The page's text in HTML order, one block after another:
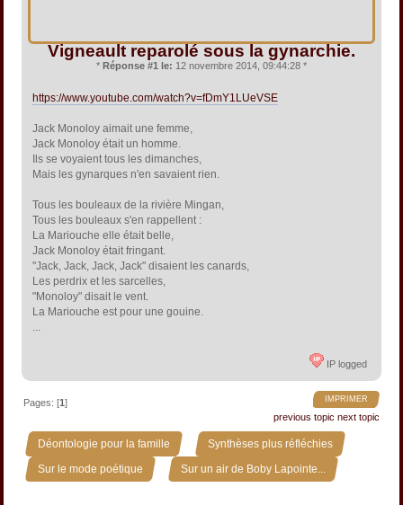
Vigneault reparolé sous la gynarchie.
* Réponse #1 le: 12 novembre 2014, 09:44:28 *
https://www.youtube.com/watch?v=fDmY1LUeVSE
Jack Monoloy aimait une femme,
Jack Monoloy était un homme.
Ils se voyaient tous les dimanches,
Mais les gynarques n'en savaient rien.
Tous les bouleaux de la rivière Mingan,
Tous les bouleaux s'en rappellent :
La Mariouche elle était belle,
Jack Monoloy était fringant.
"Jack, Jack, Jack, Jack" disaient les canards,
Les perdrix et les sarcelles,
"Monoloy" disait le vent.
La Mariouche est pour une gouine.
IP logged
IMPRIMER
Pages: [1]
previous topic next topic
Déontologie pour la famille » Synthèses plus réfléchies »
Sur le mode poétique » Sur un air de Boby Lapointe...